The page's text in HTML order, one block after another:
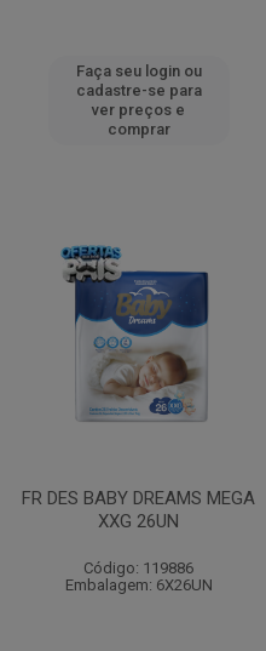
Faça seu login ou
cadastre-se para
ver preços e
comprar
FR DES BABY DREAMS MEGA
XXG 26UN
Código: 119886
Embalagem: 6X26UN